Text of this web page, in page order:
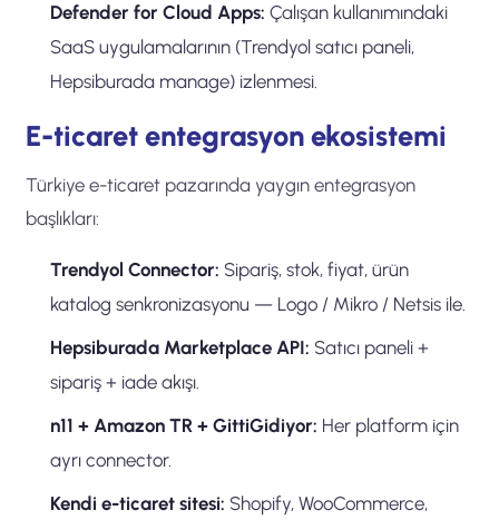
Defender for Cloud Apps: Çalışan kullanımındaki
SaaS uygulamalarının (Trendyol satıcı paneli,
Hepsiburada manage) izlenmesi.
E-ticaret entegrasyon ekosistemi
Türkiye e-ticaret pazarında yaygın entegrasyon
başlıkları:
Trendyol Connector: Sipariş, stok, fiyat, ürün
katalog senkronizasyonu — Logo / Mikro / Netsis ile.
Hepsiburada Marketplace API: Satıcı paneli +
sipariş + iade akışı.
n11 + Amazon TR + GittiGidiyor: Her platform için
ayrı connector.
Kendi e-ticaret sitesi: Shopify, WooCommerce,